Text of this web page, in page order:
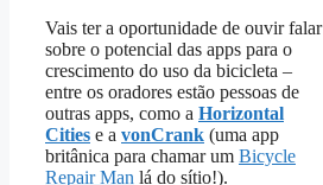
Vais ter a oportunidade de ouvir falar
sobre o potencial das apps para o
crescimento do uso da bicicleta –
entre os oradores estão pessoas de
outras apps, como a Horizontal
Cities e a vonCrank (uma app
britânica para chamar um Bicycle
Repair Man lá do sítio!).